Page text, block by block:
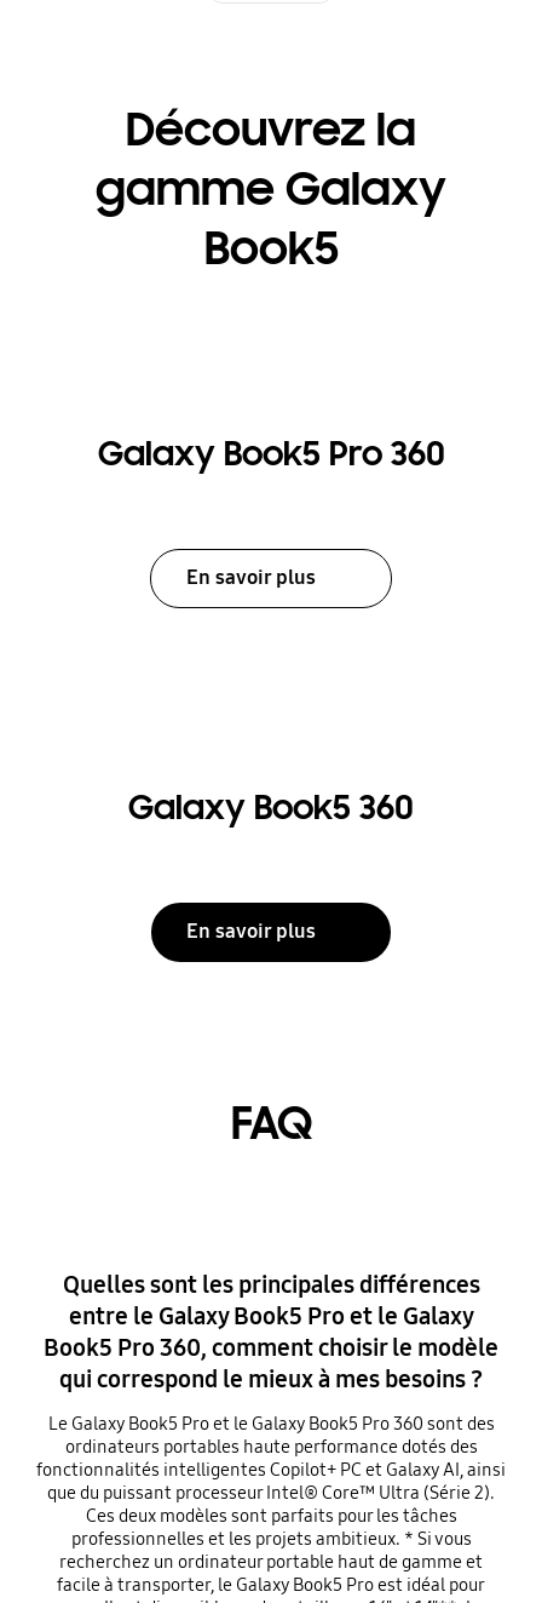
Découvrez la
gamme Galaxy
Book5
Galaxy Book5 Pro 360
En savoir plus
Galaxy Book5 360
En savoir plus
FAQ
Quelles sont les principales différences
entre le Galaxy Book5 Pro et le Galaxy
Book5 Pro 360, comment choisir le modèle
qui correspond le mieux à mes besoins ?
Le Galaxy Book5 Pro et le Galaxy Book5 Pro 360 sont des
ordinateurs portables haute performance dotés des
fonctionnalités intelligentes Copilot+ PC et Galaxy AI, ainsi
que du puissant processeur Intel® Core™ Ultra (Série 2).
Ces deux modèles sont parfaits pour les tâches
professionnelles et les projets ambitieux. * Si vous
recherchez un ordinateur portable haut de gamme et
facile à transporter, le Galaxy Book5 Pro est idéal pour